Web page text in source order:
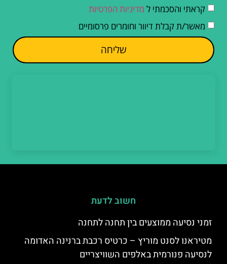
קראתי והסכמתי ל מדיניות הפרטיות
מאשר/ת קבלת דיוור וחומרים פרסומיים
שליחה
חשוב לדעת
זמני נסיעה ממוצעים בין תחנה לתחנה
מטיראנו לסנט מוריץ – כרטיס רכבת ברנינה האדומה
לנסיעה פנורמית באלפים השוויצריים